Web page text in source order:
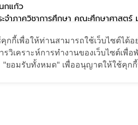
กแก้ว
ะจำภาควิชาการศึกษา คณะศึกษาศาสตร์
จารณา
าเรียนให้จบ และทำแบบทดสอบผ่าน
คุกกี้เพื่อให้ท่านสามารถใช้เว็บไซต์ไ
รวิเคราะห์การทำงานของเว็บไซต์เ
"ยอมรับทั้งหมด" เพื่ออนุญาตให้ใช้คุก